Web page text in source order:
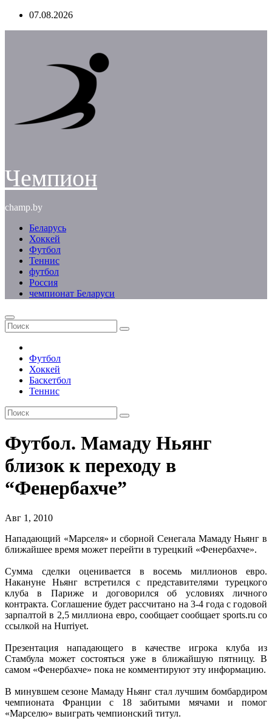
Перейти07.08.2026
Чемпион
champ.by
Беларусь
Хоккей
Футбол
Теннис
футбол
Россия
чемпионат Беларуси
Футбол
Хоккей
Баскетбол
Теннис
Футбол. Мамаду Ньянг
близок к переходу в
“Фенербахче”
Авг 1, 2010
Нападающий «Марселя» и сборной Сенегала Мамаду Ньянг в
ближайшее время может перейти в турецкий «Фенербахче».
Сумма сделки оценивается в восемь миллионов евро.
Накануне Ньянг встретился с представителями турецкого
клуба в Париже и договорился об условиях личного
контракта. Соглашение будет рассчитано на 3-4 года с годовой
зарпалтой в 2,5 миллиона евро, сообщает сообщает sports.ru со
ссылкой на Hurriyet.
Презентация нападающего в качестве игрока клуба из
Стамбула может состояться уже в ближайшую пятницу. В
самом «Фенербахче» пока не комментируют эту информацию.
В минувшем сезоне Мамаду Ньянг стал лучшим бомбардиром
чемпионата Франции с 18 забитыми мячами и помог
«Марселю» выиграть чемпионский титул.